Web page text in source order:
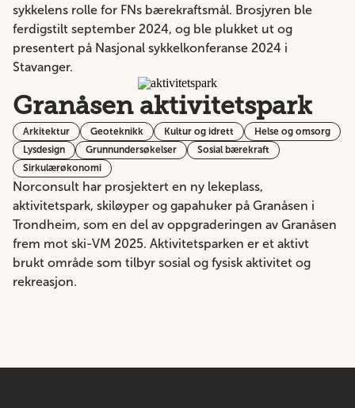
sykkelens rolle for FNs bærekraftsmål. Brosjyren ble
ferdigstilt september 2024, og ble plukket ut og
presentert på Nasjonal sykkelkonferanse 2024 i
Stavanger.
Granåsen aktivitetspark
Arkitektur Geoteknikk Kultur og idrett
Helse og omsorg
Lysdesign
Grunnundersøkelser
Sosial bærekraft
Sirkulærøkonomi
Norconsult har prosjektert en ny lekeplass,
aktivitetspark, skiløyper og gapahuker på Granåsen i
Trondheim, som en del av oppgraderingen av Granåsen
frem mot ski-VM 2025. Aktivitetsparken er et aktivt
brukt område som tilbyr sosial og fysisk aktivitet og
rekreasjon.